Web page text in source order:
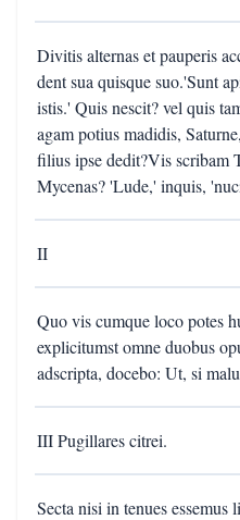
Divitis alternas et pauperis
dent sua quisque suo.'Sunt
istis.' Quis nescit? vel quis
agam potius madidis,
filius ipse dedit?Vis scribam
Mycenas? 'Lude,' inquis,
II
Quo vis cumque loco potes
explicitumst omne duobus
adscripta, docebo: Ut, si
III Pugillares citrei.
Secta nisi in tenues